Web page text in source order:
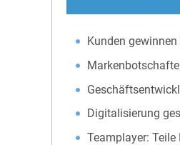
Kunden
Digitalisierung
Teamplayer: